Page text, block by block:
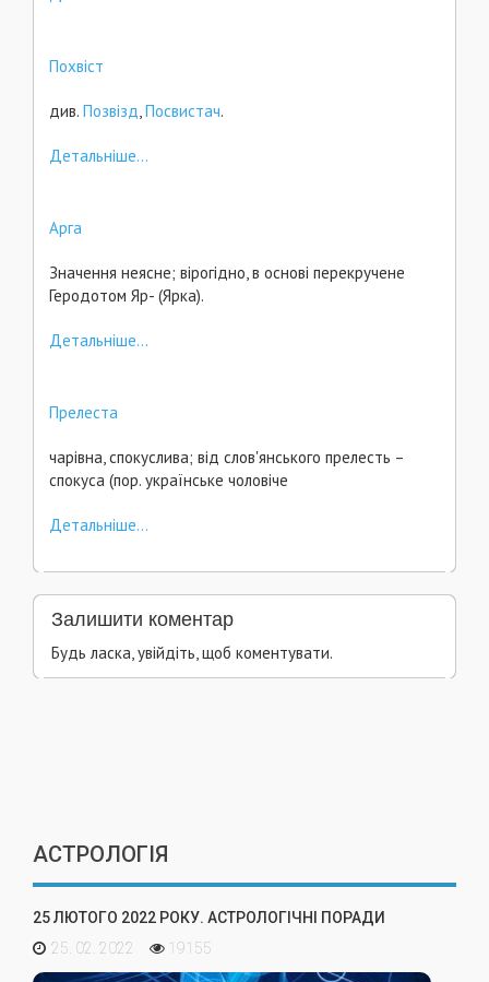
Похвіст
див. Позвізд,Посвистач.
Детальніше...
Арга
Значення неясне; вірогідно, в основі перекручене
Геродотом Яр- (Ярка).
Детальніше...
Прелеста
чарівна, спокуслива; від слов'янського прелесть –
спокуса (пор. українське чоловіче
Детальніше...
Залишити коментар
Будь ласка, увійдіть, щоб коментувати.
АСТРОЛОГІЯ
25 ЛЮТОГО 2022 РОКУ. АСТРОЛОГІЧНІ ПОРАДИ
25. 02. 2022
19155